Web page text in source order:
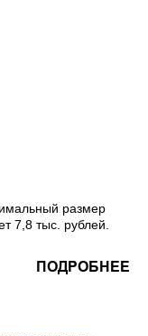
размер
7,8 тыс. рублей.
ПОДРОБНЕЕ